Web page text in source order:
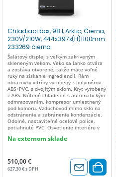
Chladiaci box, 98 l, Arktic, Čierna,
230V/210W, 444x397x(H)1100mm
233269 čierna
Šalátový displej s veľkým zakriveným
skleneným vekom. Veko sa ľahko otvára
a zostáva otvorené, takže máte voľné
ruky na získanie ingrediencií. Rám
obrazovky vitríny vyrobený z polymérov
ABS+PVC, s dvojitým sklom. Kryt vyrobený
z ABS. Nútené chladenie s automatickým
odmrazovaním, kompresor umiestnený
pod komoru. Vzduchovod mimo sklo na
odstránenie a zabránenie kondenzácie.
Odolné, nastaviteľné oceľové police,
potiahnuté PVC. Osvetlenie interiéru v
termostat. Klimatická trieda: 4 So 4
médium: R600a.
Na externom sklade
510,00 €
627,30 € s DPH